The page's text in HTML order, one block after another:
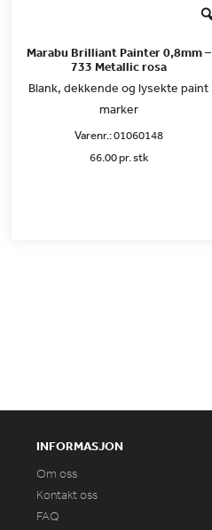
Marabu Brilliant Painter 0,8mm –
733 Metallic rosa
Blank, dekkende og lysekte paint
marker
Varenr.:01060148
66.00 pr. stk
INFORMASJON
Om oss
Kontakt oss
FAQ